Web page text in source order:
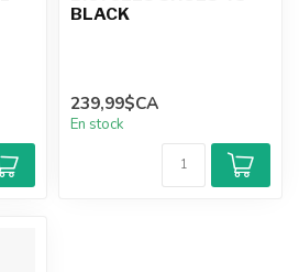
BLACK
239,99$CA
En stock